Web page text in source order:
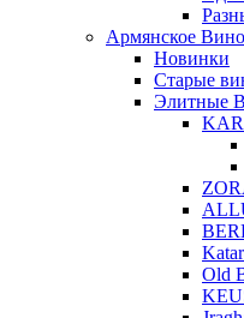
Армянское Вино
Новинки
Старые
Элитные
Old